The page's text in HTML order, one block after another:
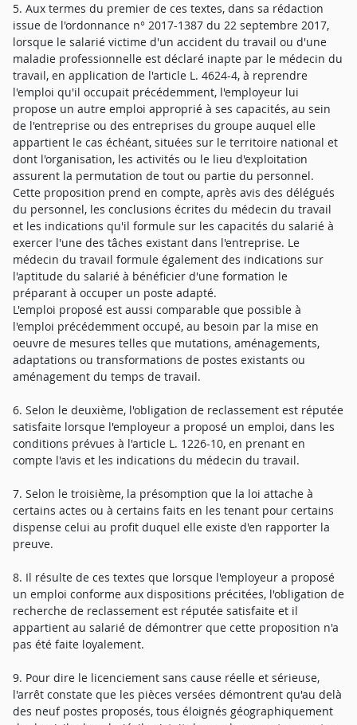
5. Aux termes du premier de ces textes, dans sa rédaction
issue de l'ordonnance n° 2017-1387 du 22 septembre 2017,
lorsque le salarié victime d'un accident du travail ou d'une
maladie professionnelle est déclaré inapte par le médecin du
travail, en application de l'article L. 4624-4, à reprendre
l'emploi qu'il occupait précédemment, l'employeur lui
propose un autre emploi approprié à ses capacités, au sein
de l'entreprise ou des entreprises du groupe auquel elle
appartient le cas échéant, situées sur le territoire national et
dont l'organisation, les activités ou le lieu d'exploitation
assurent la permutation de tout ou partie du personnel.
Cette proposition prend en compte, après avis des délégués
du personnel, les conclusions écrites du médecin du travail
et les indications qu'il formule sur les capacités du salarié à
exercer l'une des tâches existant dans l'entreprise. Le
médecin du travail formule également des indications sur
l'aptitude du salarié à bénéficier d'une formation le
préparant à occuper un poste adapté.
L'emploi proposé est aussi comparable que possible à
l'emploi précédemment occupé, au besoin par la mise en
oeuvre de mesures telles que mutations, aménagements,
adaptations ou transformations de postes existants ou
aménagement du temps de travail.
6. Selon le deuxième, l'obligation de reclassement est réputée
satisfaite lorsque l'employeur a proposé un emploi, dans les
conditions prévues à l'article L. 1226-10, en prenant en
compte l'avis et les indications du médecin du travail.
7. Selon le troisième, la présomption que la loi attache à
certains actes ou à certains faits en les tenant pour certains
dispense celui au profit duquel elle existe d'en rapporter la
preuve.
8. Il résulte de ces textes que lorsque l'employeur a proposé
un emploi conforme aux dispositions précitées, l'obligation de
recherche de reclassement est réputée satisfaite et il
appartient au salarié de démontrer que cette proposition n'a
pas été faite loyalement.
9. Pour dire le licenciement sans cause réelle et sérieuse,
l'arrêt constate que les pièces versées démontrent qu'au delà
des neuf postes proposés, tous éloignés géographiquement